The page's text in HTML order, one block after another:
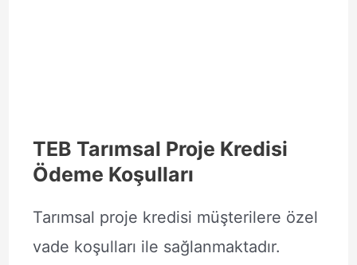
TEB Tarımsal Proje Kredisi
Ödeme Koşulları
Tarımsal proje kredisi müşterilere özel
vade koşulları ile sağlanmaktadır.